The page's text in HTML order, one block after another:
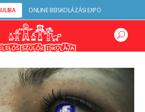
ONLINE BEISKOLÁZÁSI EXPO